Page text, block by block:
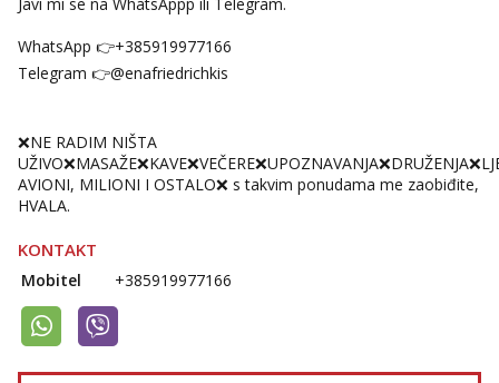
WhatsApp 👉+385919977166
Telegram 👉@enafriedrichkis
❌NE RADIM NIŠTA
AVIONI, MILIONI I OSTALO❌ s takvim ponudama me zaobiđite,
HVALA.
KONTAKT
Mobitel +385919977166